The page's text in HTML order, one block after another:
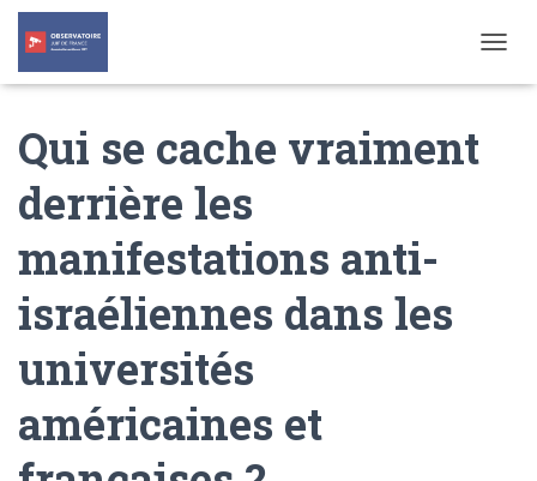
O
Qui se cache vraiment
derrière les
manifestations anti-
israéliennes dans les
universités
américaines et